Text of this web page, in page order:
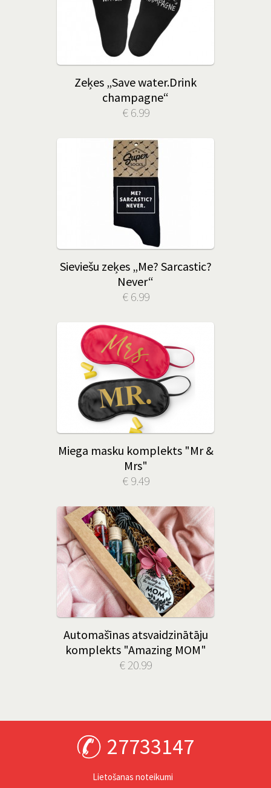
Zeķes „Save water.Drink
champagne“
€ 6.99
Sieviešu zeķes „Me? Sarcastic?
Never“
€ 6.99
Miega masku komplekts "Mr &
Mrs"
€ 9.49
Automašīnas atsvaidzinātāju
komplekts "Amazing MOM"
€ 20.99
27733147
Lietošanas noteikumi